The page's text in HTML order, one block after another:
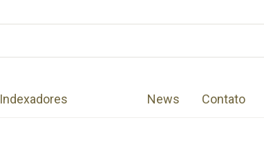
Indexadores News Contato